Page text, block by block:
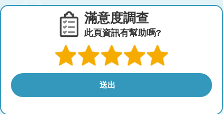
滿意度調查
此頁資訊有幫助嗎?